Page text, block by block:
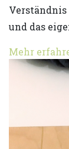
Verständnis
und das
Mehr